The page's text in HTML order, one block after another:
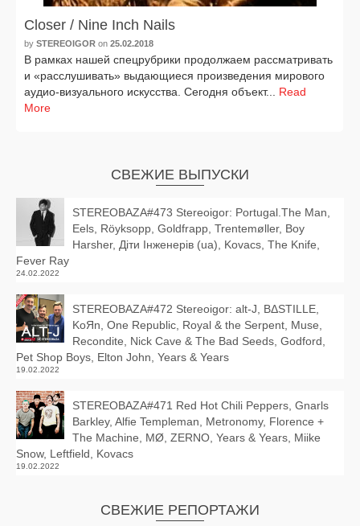
Closer / Nine Inch Nails
by STEREOIGOR on 25.02.2018
В рам­ках нашей спец­руб­ри­ки про­дол­жа­ем рас­смат­ри­вать
и «рас­слу­ши­вать» выда­ю­щи­е­ся про­из­ве­де­ния миро­во­го
аудио-визуального искус­ства. Сегодня объ­ект... Read
More
СВЕЖИЕ ВЫПУСКИ
STEREOBAZA#473 Stereoigor: Portugal.The Man,
Eels, Röyksopp, Goldfrapp, Trentemøller, Boy
Harsher, Діти Інженерів (ua), Kovacs, The Knife,
Fever Ray
24.02.2022
STEREOBAZA#472 Stereoigor: alt‑J, BΔSTILLE,
KoЯn, One Republic, Royal & the Serpent, Muse,
Recondite, Nick Cave & The Bad Seeds, Godford,
Pet Shop Boys, Elton John, Years & Years
19.02.2022
STEREOBAZA#471 Red Hot Chili Peppers, Gnarls
Barkley, Alfie Templeman, Metronomy, Florence +
The Machine, MØ, ZERNO, Years & Years, Miike
Snow, Leftfield, Kovacs
19.02.2022
СВЕЖИЕ РЕПОРТАЖИ